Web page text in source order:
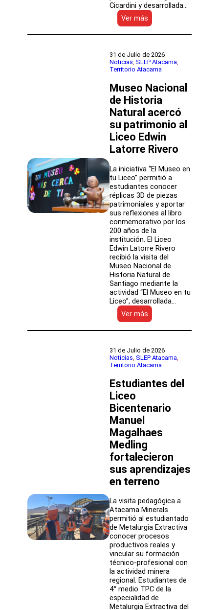
Cicardini y desarrollada…
Ver más
SLEP
Atacama
en
sesión
del
Comunal
de
Seguridad
Pública
de
Copiapó
31 de Julio de 2026
Noticias, SLEP Atacama
Territorio Atacama
Museo Nacional
de Historia
Natural acercó
su patrimonio al
Liceo Edwin
Latorre Rivero
La iniciativa “El Museo en
tu Liceo” permitió a
estudiantes conocer
réplicas 3D de piezas
patrimoniales y aportar
sus reflexiones al libro
conmemorativo por los
200 años de la
institución. El Liceo
Edwin Latorre Rivero
recibió la visita del
Museo Nacional de
Historia Natural de
Santiago mediante la
actividad “El Museo en tu
Liceo”, desarrollada…
Ver más
Museo
Nacional
Historia
Natural
acercó
patrimonio
Liceo
Edwin
31 de Julio de 2026
Noticias SLEP Atacama
Territorio Atacama
Estudiantes del
Liceo
Bicentenario
Manuel
Magalhaes
Medling
fortalecieron
sus aprendizajes
en terreno
La visita pedagógica a
Atacama Minerals
permitió al estudiantado
de Metalurgia Extractiva
conocer procesos
productivos reales y
vincular su formación
técnico-profesional con
la actividad minera
regional. Estudiantes de
4° medio TPC de la
especialidad de
Metalurgia Extractiva del